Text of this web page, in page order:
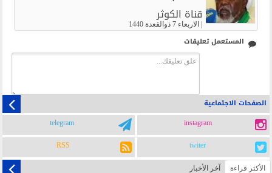
قناة الكوثر
الاربعاء 7 ذوالقعدة 1440
المستعمل تعليقات
الصفحات الاجتماعية
instagram
telegram
twiter
RSS
الأکثر قراءة آخر الأخبار